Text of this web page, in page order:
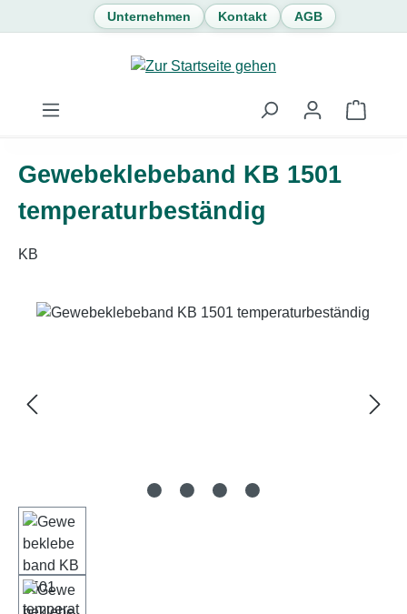
Zum Hauptinhalt springen
Unternehmen Kontakt AGB
Gewebeklebeband KB 1501
temperaturbeständig
KB
Bildergalerie überspringen